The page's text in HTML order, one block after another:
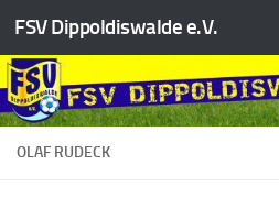
Zum Inhalt springen
FSV Dippoldiswalde e.V.
OLAF RUDECK